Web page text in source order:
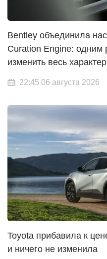
Bentley объединила
Curation Engine: одним
изменить весь
22:45 06 августа 2026
Toyota прибавила к
и ничего не изменила